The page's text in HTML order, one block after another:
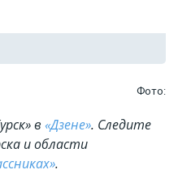
Фото:
в «Дзене». Cледите
и области
.